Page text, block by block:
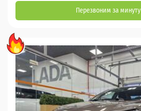
Перезвоним за минуту